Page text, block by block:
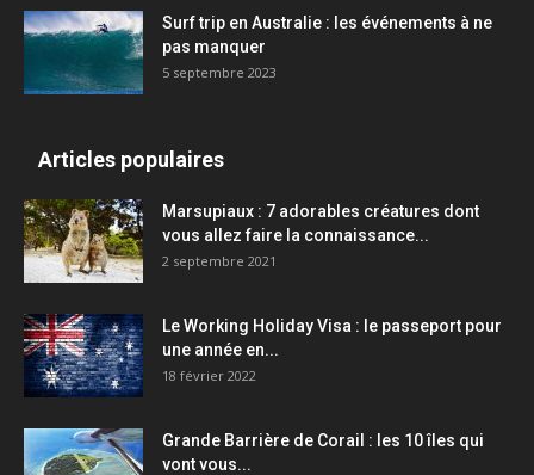
Surf trip en Australie : les événements à ne
pas manquer
5 septembre 2023
Articles populaires
Marsupiaux : 7 adorables créatures dont
vous allez faire la connaissance...
2 septembre 2021
Le Working Holiday Visa : le passeport pour
une année en...
18 février 2022
Grande Barrière de Corail : les 10 îles qui
vont vous...